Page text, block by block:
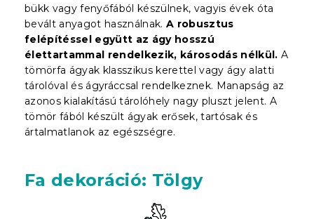
bükk vagy fenyőfából készülnek, vagyis évek óta
bevált anyagot használnak. A robusztus
felépítéssel együtt az ágy hosszú
élettartammal rendelkezik, károsodás nélkül. A
tömörfa ágyak klasszikus kerettel vagy ágy alatti
tárolóval és ágyráccsal rendelkeznek. Manapság az
azonos kialakítású tárolóhely nagy pluszt jelent. A
tömör fából készült ágyak erősek, tartósak és
ártalmatlanok az egészségre.
Fa dekoráció: Tölgy